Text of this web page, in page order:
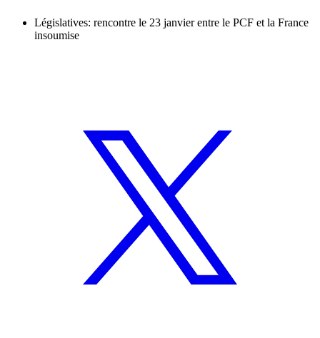
Législatives: rencontre le 23 janvier entre le PCF et la France
insoumise